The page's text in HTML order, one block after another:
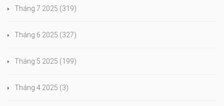
Tháng 7 2025 (319)
Tháng 6 2025 (327)
Tháng 5 2025 (199)
Tháng 4 2025 (3)